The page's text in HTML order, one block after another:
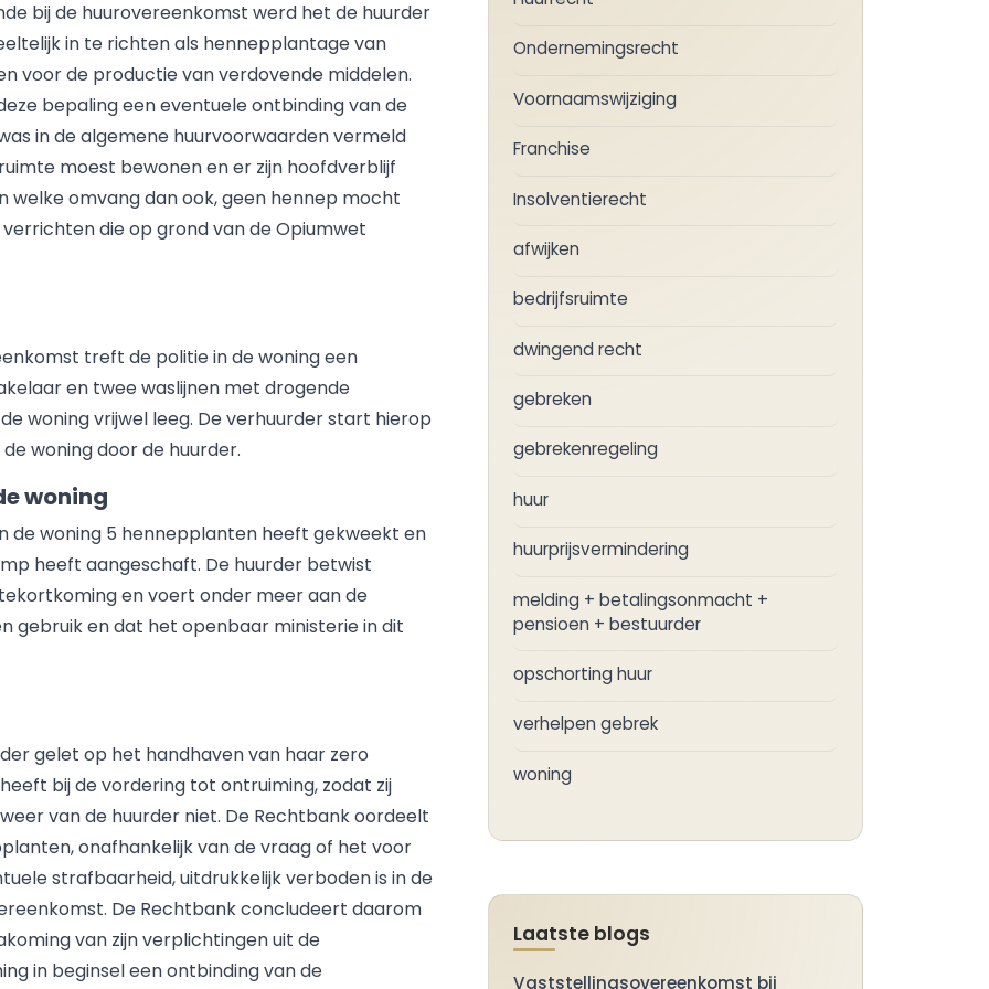
bij de huurovereenkomst werd het de huurder
in te richten als hennepplantage van
voor de productie van verdovende middelen.
bepaling een eventuele ontbinding van de
in de algemene huurvoorwaarden vermeld
moest bewonen en er zijn hoofdverblijf
welke omvang dan ook, geen hennep mocht
die op grond van de Opiumwet
treft de politie in de woning een
en twee waslijnen met drogende
woning vrijwel leeg. De verhuurder start hierop
woning door de huurder.
woning
de woning 5 hennepplanten heeft gekweekt en
heeft aangeschaft. De huurder betwist
en voert onder meer aan de
gebruik en dat het openbaar ministerie in dit
gelet op het handhaven van haar zero
bij de vordering tot ontruiming, zodat zij
van de huurder niet. De Rechtbank oordeelt
onafhankelijk van de vraag of het voor
strafbaarheid, uitdrukkelijk verboden is in de
De Rechtbank concludeert daarom
van zijn verplichtingen uit de
in beginsel een ontbinding van de
Ondernemingsrecht
Voornaamswijziging
Franchise
Insolventierecht
afwijken
bedrijfsruimte
dwingend recht
gebreken
gebrekenregeling
huur
huurprijsvermindering
melding + betalingsonmacht +
pensioen + bestuurder
opschorting huur
verhelpen gebrek
woning
Laatste blogs
Vaststellingsovereenkomst bij